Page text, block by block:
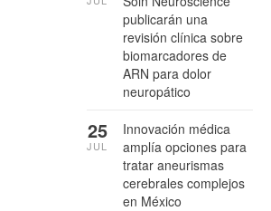
publicarán una
revisión clínica sobre
biomarcadores de
ARN para dolor
neuropático
Innovación médica
amplía opciones para
tratar aneurismas
cerebrales complejos
en México
25
JUL